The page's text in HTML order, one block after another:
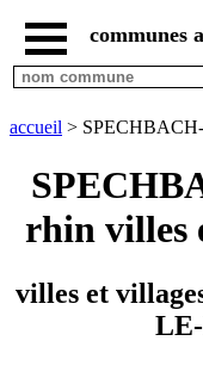
accueil
villes
rhin
commencant
B C D E
G
I J K L M
N
V
W X Y Z
communes
accueil >
rhin villes
villes et